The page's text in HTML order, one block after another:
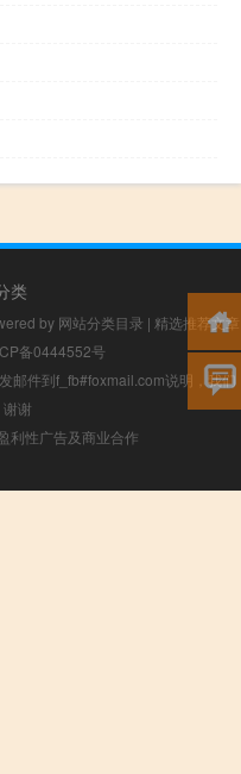
类
by 网站分类目录 | 精选推荐文章
备0444552号
邮件到f_fb#foxmail.com说明，我们
谢
利性广告及商业合作